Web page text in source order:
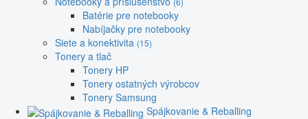
Batérie pre notebooky
Nabíjačky pre notebooky
Siete a konektivita (15)
Tonery a tlač
Tonery HP
Tonery ostatných výrobcov
Tonery Samsung
Spájkovanie & Reballing